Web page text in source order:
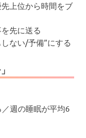
先上位から時間をブ
先に送る
しない/予備”にする
週の睡眠が平均6